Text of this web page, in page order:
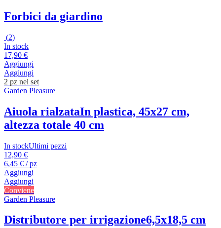
Forbici da giardino
(2)
In stock
17,90 €
Aggiungi
Aggiungi
2 pz nel set
Garden Pleasure
Aiuola rialzataIn plastica, 45x27 cm,
altezza totale 40 cm
In stockUltimi pezzi
12,90 €
6,45 € / pz
Aggiungi
Aggiungi
Conviene
Garden Pleasure
Distributore per irrigazione6,5x18,5 cm